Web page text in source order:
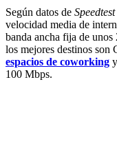
Según datos de
velocidad media de
banda ancha fija de
los mejores destinos
espacios de coworking
100 Mbps.